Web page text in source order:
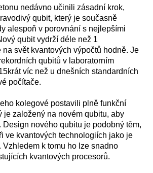
nedávno učinili zásadní krok,
qubit, který je současně
alespoň v porovnání s nejlepšími
qubit vydrží déle než 1
na svět kvantových výpočtů hodně. Je
qubitů v laboratorním
víc než u dnešních standardních
počítače.
kolegové postavili plně funkční
je založený na novém qubitu, aby
nového qubitu je podobný těm,
ve kvantových technologiích jako je
Vzhledem k tomu ho lze snadno
kvantových procesorů.